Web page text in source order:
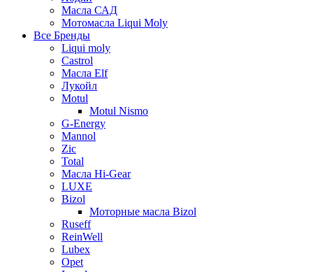
Масла САД
Мотомасла Liqui Moly
Все Бренды
Liqui moly
Castrol
Масла Elf
Лукойл
Motul
Motul Nismo
G-Energy
Mannol
Zic
Total
Масла Hi-Gear
LUXE
Bizol
Моторные масла Bizol
Ruseff
ReinWell
Lubex
Opet